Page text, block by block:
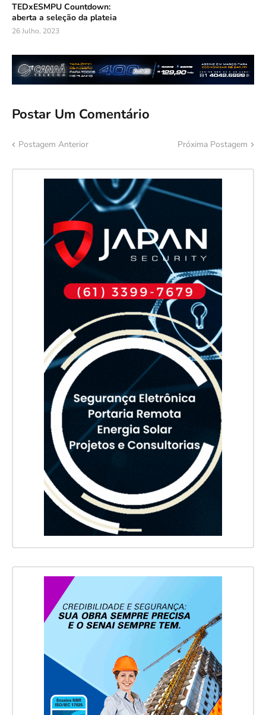
TEDxESMPU Countdown:
aberta a seleção da plateia
26 Julho, 2023
Postar Um Comentário
Postagem Anterior Próxima Postagem